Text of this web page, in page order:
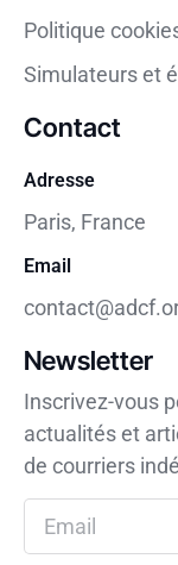
Politique
Simulateurs et
Contact
Adresse
Paris, France
Email
Newsletter
Inscrivez-vous
actualités et
de courriers